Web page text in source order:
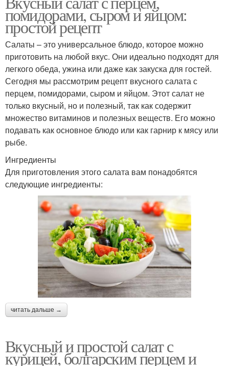
помидорами, сыром и яйцом:
простой рецепт
Салаты – это универсальное блюдо, которое можно
приготовить на любой вкус. Они идеально подходят для
легкого обеда, ужина или даже как закуска для гостей.
Сегодня мы рассмотрим рецепт вкусного салата с
перцем, помидорами, сыром и яйцом. Этот салат не
только вкусный, но и полезный, так как содержит
множество витаминов и полезных веществ. Его можно
подавать как основное блюдо или как гарнир к мясу или
рыбе.
Ингредиенты
Для приготовления этого салата вам понадобятся
следующие ингредиенты:
читать дальше →
Вкусный и простой салат с
курицей, болгарским перцем и